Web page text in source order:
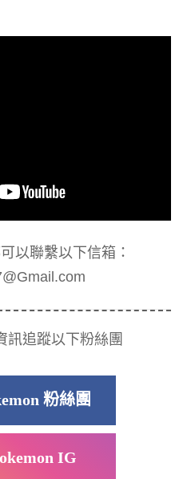
以聯繫以下信箱：
訊追蹤以下粉絲團
粉絲團
IG